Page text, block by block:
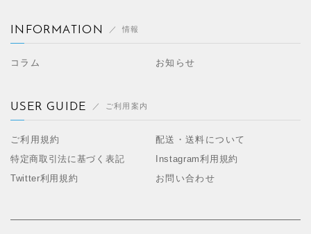
INFORMATION 情報
コラム お知らせ
USER GUIDE ご利用案内
ご利用規約
配送・送料について
特定商取引法に基づく表記
Instagram利用規約
Twitter利用規約
お問い合わせ